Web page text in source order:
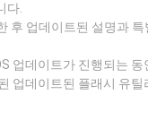
다.
후 업데이트된 설명과
업데이트가 진행되는
업데이트된 플래시 유